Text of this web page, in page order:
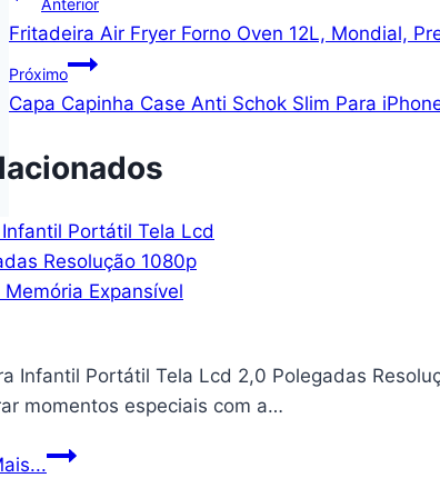
de
Post
Fritadeira Air Fryer Forno Oven 12L, Mondial,
Próximo
Capa Capinha Case Anti Schok Slim Para
Infantil Portátil Tela Lcd 2,0 Polegadas
momentos especiais com a…
Câmera